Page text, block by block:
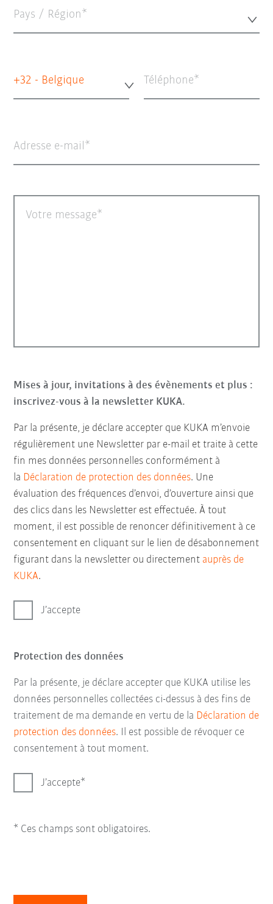
Pays / Région*
+32 - Belgique Téléphone
Adresse e-mail
Votre message
Mises à jour, invitations à des évènements et plus :
inscrivez-vous à la newsletter KUKA.
Par la présente, je déclare accepter que KUKA m’envoie
régulièrement une Newsletter par e-mail et traite à cette
fin mes données personnelles conformément à
la Déclaration de protection des données. Une
évaluation des fréquences d’envoi, d’ouverture ainsi que
des clics dans les Newsletter est effectuée. À tout
moment, il est possible de renoncer définitivement à ce
consentement en cliquant sur le lien de désabonnement
figurant dans la newsletter ou directement auprès de
KUKA.
J’accepte
Protection des données
Par la présente, je déclare accepter que KUKA utilise les
données personnelles collectées ci-dessus à des fins de
traitement de ma demande en vertu de la Déclaration de
protection des données. Il est possible de révoquer ce
consentement à tout moment.
J’accepte
* Ces champs sont obligatoires.